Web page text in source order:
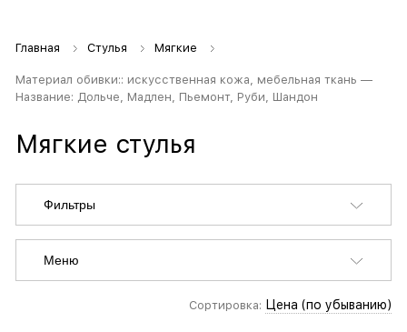
Главная Стулья Мягкие
Материал обивки:: искусственная кожа, мебельная ткань —
Название: Дольче, Мадлен, Пьемонт, Руби, Шандон
Мягкие стулья
Фильтры
Меню
Сортировка: Цена (по убыванию)